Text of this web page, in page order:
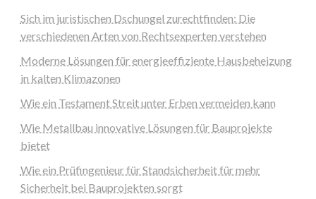
Sich im juristischen Dschungel zurechtfinden: Die
verschiedenen Arten von Rechtsexperten verstehen
Moderne Lösungen für energieeffiziente Hausbeheizung
in kalten Klimazonen
Wie ein Testament Streit unter Erben vermeiden kann
Wie Metallbau innovative Lösungen für Bauprojekte
bietet
Wie ein Prüfingenieur für Standsicherheit für mehr
Sicherheit bei Bauprojekten sorgt